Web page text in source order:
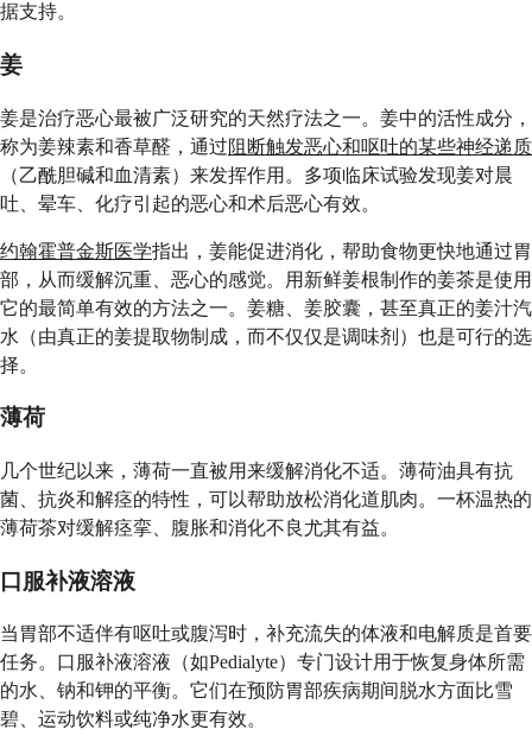
据支持。
姜
姜是治疗恶心最被广泛研究的天然疗法之一。姜中的活性成分，
称为姜辣素和香草醛，通过阻断触发恶心和呕吐的某些神经递质
（乙酰胆碱和血清素）来发挥作用。多项临床试验发现姜对晨
吐、晕车、化疗引起的恶心和术后恶心有效。
约翰霍普金斯医学指出，姜能促进消化，帮助食物更快地通过胃
部，从而缓解沉重、恶心的感觉。用新鲜姜根制作的姜茶是使用
它的最简单有效的方法之一。姜糖、姜胶囊，甚至真正的姜汁汽
水（由真正的姜提取物制成，而不仅仅是调味剂）也是可行的选
择。
薄荷
几个世纪以来，薄荷一直被用来缓解消化不适。薄荷油具有抗
菌、抗炎和解痉的特性，可以帮助放松消化道肌肉。一杯温热的
薄荷茶对缓解痉挛、腹胀和消化不良尤其有益。
口服补液溶液
当胃部不适伴有呕吐或腹泻时，补充流失的体液和电解质是首要
任务。口服补液溶液（如Pedialyte）专门设计用于恢复身体所需
的水、钠和钾的平衡。它们在预防胃部疾病期间脱水方面比雪
碧、运动饮料或纯净水更有效。